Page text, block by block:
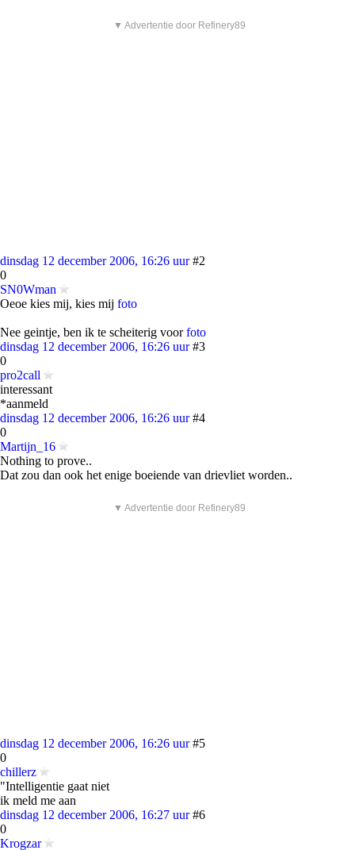
▼ Advertentie door Refinery89
dinsdag 12 december 2006, 16:26 uur #2
0
SN0Wman
Oeoe kies mij, kies mij foto
Nee geintje, ben ik te scheiterig voorfoto
dinsdag 12 december 2006, 16:26 uur #3
0
pro2call
interessant
*aanmeld
dinsdag 12 december 2006, 16:26 uur #4
0
Martijn_16
Nothing to prove..
Dat zou dan ook het enige boeiende van drievliet worden..
▼ Advertentie door Refinery89
dinsdag 12 december 2006, 16:26 uur #5
0
chillerz
"Intelligentie gaat niet
ik meld me aan
dinsdag 12 december 2006, 16:27 uur #6
0
Krogzar